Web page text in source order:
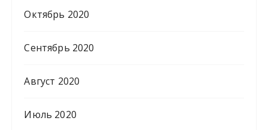
Октябрь 2020
Сентябрь 2020
Август 2020
Июль 2020